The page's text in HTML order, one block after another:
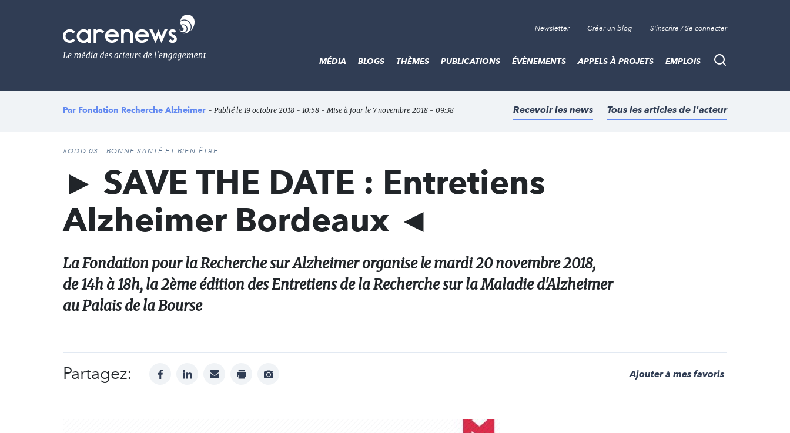
Le
média
de
l'engagement
Newsletter Créer un blog S'inscrire / Se connecter
Recherche
MÉDIA BLOGS THÈMES PUBLICATIONS ÉVÈNEMENTS APPELS À PROJETS EMPLOIS
Par Fondation Recherche Alzheimer - Publié le 19 octobre 2018 - 10:58 - Mise à jour le 7 novembre 2018 - 09:38 Recevoir les news Tous les articles de l'acteur
#ODD 03 : BONNE SANTÉ ET BIEN-ÊTRE
► SAVE THE DATE : Entretiens
Alzheimer Bordeaux ◄
La Fondation pour la Recherche sur Alzheimer organise le mardi 20 novembre 2018,
de 14h à 18h, la 2ème édition des Entretiens de la Recherche sur la Maladie d'Alzheimer
au Palais de la Bourse
Partagez: facebooklinkedinmail print
Afficher
Ajouter à mes favoris